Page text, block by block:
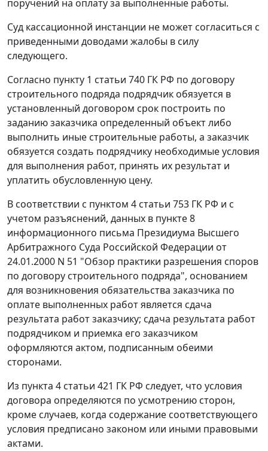
поручений на оплату за выполненные работы.
Суд кассационной инстанции не может согласиться с
приведенными доводами жалобы в силу
следующего.
Согласно пункту 1 статьи 740 ГК РФ по договору
строительного подряда подрядчик обязуется в
установленный договором срок построить по
заданию заказчика определенный объект либо
выполнить иные строительные работы, а заказчик
обязуется создать подрядчику необходимые условия
для выполнения работ, принять их результат и
уплатить обусловленную цену.
В соответствии с пунктом 4 статьи 753 ГК РФ и с
учетом разъяснений, данных в пункте 8
информационного письма Президиума Высшего
Арбитражного Суда Российской Федерации от
24.01.2000 N 51 "Обзор практики разрешения споров
по договору строительного подряда", основанием
для возникновения обязательства заказчика по
оплате выполненных работ является сдача
результата работ заказчику; сдача результата работ
подрядчиком и приемка его заказчиком
оформляются актом, подписанным обеими
сторонами.
Из пункта 4 статьи 421 ГК РФ следует, что условия
договора определяются по усмотрению сторон,
кроме случаев, когда содержание соответствующего
условия предписано законом или иными правовыми
актами.